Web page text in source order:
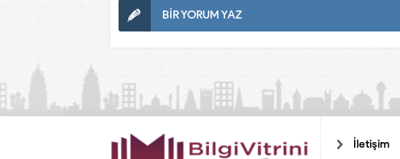
BİR YORUM YAZ
İletişim